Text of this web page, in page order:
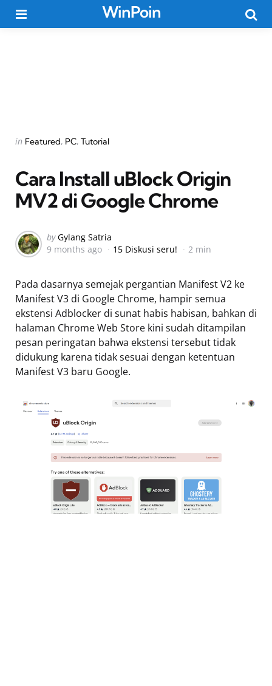
WinPoin
Categories
Posted
in Featured PC Tutorial
Cara Install uBlock Origin
MV2 di Google Chrome
Posted
by
by Gylang Satria
9 months ago
15 Diskusi seru! 2 min
Pada dasarnya semejak pergantian Manifest V2 ke
Manifest V3 di Google Chrome, hampir semua
ekstensi Adblocker di sunat habis habisan, bahkan di
halaman Chrome Web Store kini sudah ditampilan
pesan peringatan bahwa ekstensi tersebut tidak
didukung karena tidak sesuai dengan ketentuan
Manifest V3 baru Google.